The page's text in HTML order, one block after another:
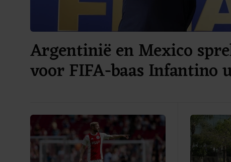
Argentinië en Mexico
voor FIFA-baas Infantino